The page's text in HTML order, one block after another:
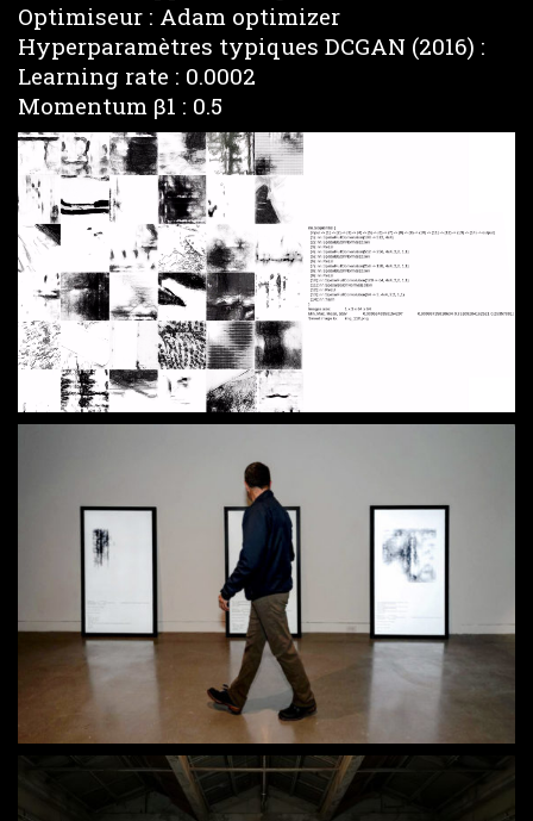
Optimiseur : Adam optimizer
Hyperparamètres typiques DCGAN (2016) :
Learning rate : 0.0002
Momentum β1 : 0.5
UnmuteLoaded:
4.68%